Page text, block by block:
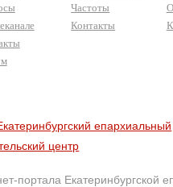
Частоты
Контакты
епархиальный
центр
портала Екатеринбургской